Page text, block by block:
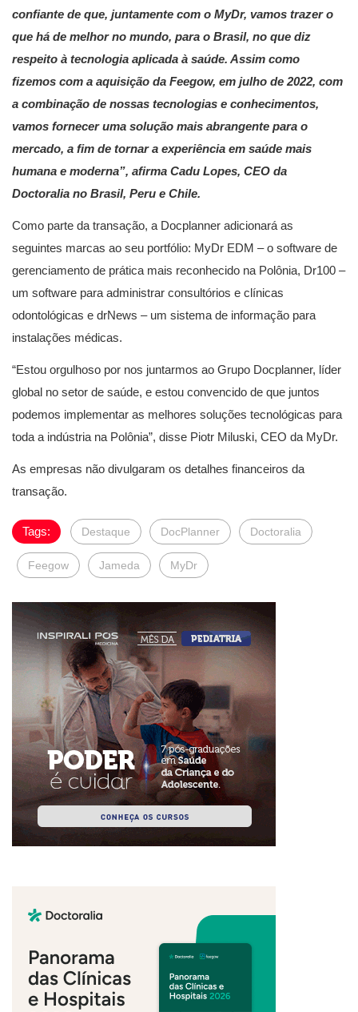
confiante de que, juntamente com o MyDr, vamos trazer o
que há de melhor no mundo, para o Brasil, no que diz
respeito à tecnologia aplicada à saúde. Assim como
fizemos com a aquisição da Feegow, em julho de 2022, com
a combinação de nossas tecnologias e conhecimentos,
vamos fornecer uma solução mais abrangente para o
mercado, a fim de tornar a experiência em saúde mais
humana e moderna”, afirma Cadu Lopes, CEO da
Doctoralia no Brasil, Peru e Chile.
Como parte da transação, a Docplanner adicionará as
seguintes marcas ao seu portfólio: MyDr EDM – o software de
gerenciamento de prática mais reconhecido na Polônia, Dr100 –
um software para administrar consultórios e clínicas
odontológicas e drNews – um sistema de informação para
instalações médicas.
“Estou orgulhoso por nos juntarmos ao Grupo Docplanner, líder
global no setor de saúde, e estou convencido de que juntos
podemos implementar as melhores soluções tecnológicas para
toda a indústria na Polônia”, disse Piotr Miluski, CEO da MyDr.
As empresas não divulgaram os detalhes financeiros da
transação.
Tags: Destaque DocPlanner Doctoralia
Feegow Jameda MyDr